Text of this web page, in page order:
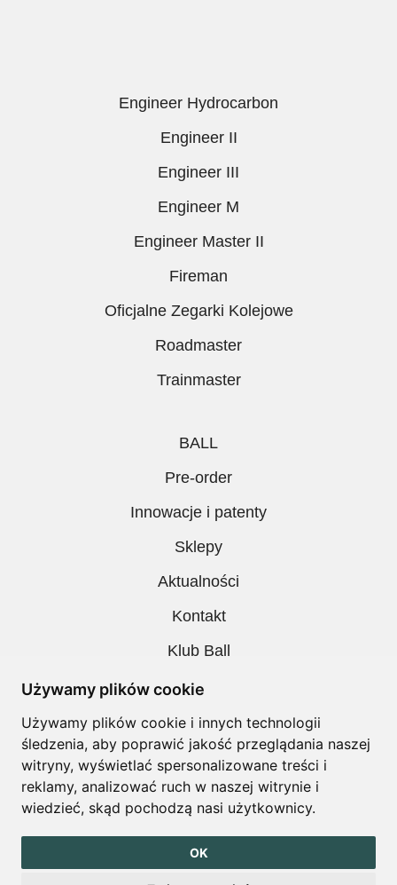
Używamy plików cookie
Używamy plików cookie i innych technologii
śledzenia, aby poprawić jakość przeglądania naszej
witryny, wyświetlać spersonalizowane treści i
reklamy, analizować ruch w naszej witrynie i
wiedzieć, skąd pochodzą nasi użytkownicy.
OK
Engineer Hydrocarbon
Engineer II
Engineer III
Engineer M
Engineer Master II
Fireman
Oficjalne Zegarki Kolejowe
Roadmaster
Trainmaster
BALL
Pre-order
Innowacje i patenty
Sklepy
Aktualności
Kontakt
Klub Ball
Pobieranie
Polityka prywatności
Regulamin